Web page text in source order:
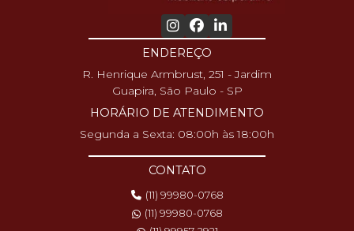
ENDEREÇO
R. Henrique Armbrust, 251 - Jardim
Guapira, São Paulo - SP
HORÁRIO DE ATENDIMENTO
Segunda a Sexta: 08:00h às 18:00h
CONTATO
(11) 99980-0768
(11) 99980-0768